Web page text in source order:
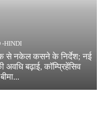
-HINDI
से नकेल कसने के निर्देश; नई
अवधि बढ़ाई, कॉम्प्रिहेंसिव